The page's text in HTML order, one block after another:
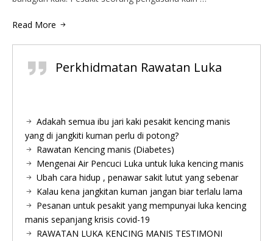
Read More
Perkhidmatan Rawatan Luka
Adakah semua ibu jari kaki pesakit kencing manis
yang di jangkiti kuman perlu di potong?
Rawatan Kencing manis (Diabetes)
Mengenai Air Pencuci Luka untuk luka kencing manis
Ubah cara hidup , penawar sakit lutut yang sebenar
Kalau kena jangkitan kuman jangan biar terlalu lama
Pesanan untuk pesakit yang mempunyai luka kencing
manis sepanjang krisis covid-19
RAWATAN LUKA KENCING MANIS TESTIMONI